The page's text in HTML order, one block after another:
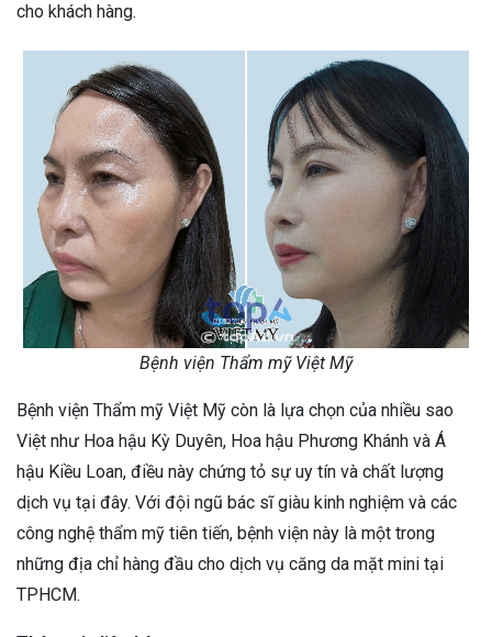
cho khách hàng.
Bệnh viện Thẩm mỹ Việt Mỹ
Bệnh viện Thẩm mỹ Việt Mỹ còn là lựa chọn của nhiều sao
Việt như Hoa hậu Kỳ Duyên, Hoa hậu Phương Khánh và Á
hậu Kiều Loan, điều này chứng tỏ sự uy tín và chất lượng
dịch vụ tại đây. Với đội ngũ bác sĩ giàu kinh nghiệm và các
công nghệ thẩm mỹ tiên tiến, bệnh viện này là một trong
những địa chỉ hàng đầu cho dịch vụ căng da mặt mini tại
TPHCM.